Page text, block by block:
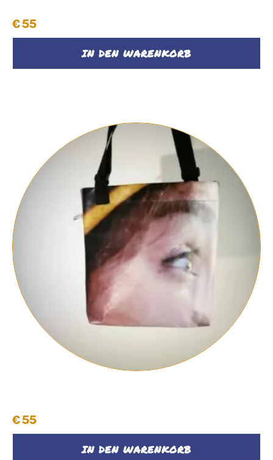
€55
IN DEN WARENKORB
€55
IN DEN WARENKORB